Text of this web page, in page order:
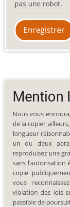
pas une robot.
Mention
Nous vous
de la copier
longueur
un ou deux
reproduisez une
sans l’autorisation
copie
vous
violation des lois
passible de